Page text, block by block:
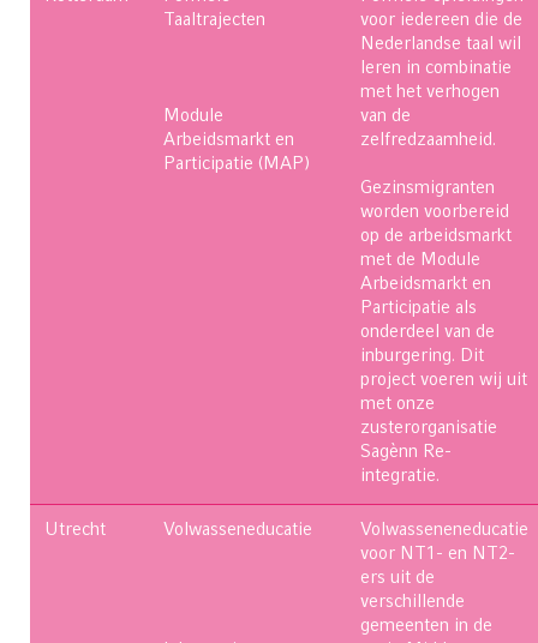
Taaltrajecten
Module
Arbeidsmarkt en
Participatie (MAP)
voor iedereen die de
Nederlandse taal wil
leren in combinatie
met het verhogen
van de
zelfredzaamheid.
Gezinsmigranten
worden voorbereid
op de arbeidsmarkt
met de Module
Arbeidsmarkt en
Participatie als
onderdeel van de
inburgering. Dit
project voeren wij uit
met onze
zusterorganisatie
Sagènn Re-
integratie.
Utrecht Volwasseneducatie
Volwasseneneducatie
voor NT1- en NT2-
ers uit de
verschillende
gemeenten in de